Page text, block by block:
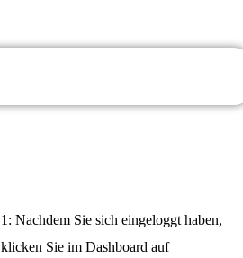
1: Nachdem Sie sich eingeloggt haben,
klicken Sie im Dashboard auf